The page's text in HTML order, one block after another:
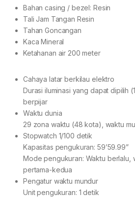
Bahan casing / bezel: Resin
Tali Jam Tangan Resin
Tahan Goncangan
Kaca Mineral
Ketahanan air 200 meter
Cahaya latar berkilau elektro
Durasi iluminasi yang dapat dipilih
berpijar
Waktu dunia
29 zona waktu (48 kota), waktu
Stopwatch 1/100 detik
Kapasitas pengukuran: 59’59.99”
Mode pengukuran: Waktu berlalu,
pertama-kedua
Pengatur waktu mundur
Unit pengukuran: 1 detik